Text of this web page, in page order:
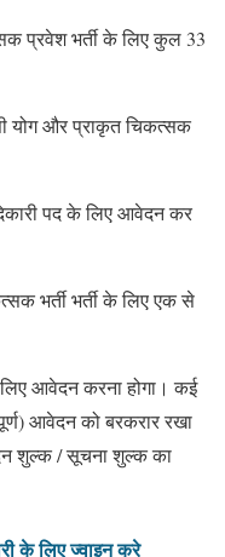
प्रवेश भर्ती के लिए कुल 33
योग और प्राकृत चिकत्सक
पद के लिए आवेदन कर
भर्ती भर्ती के लिए एक से
आवेदन करना होगा। कई
आवेदन को बरकरार रखा
शुल्क / सूचना शुल्क का
के लिए ज्वाइन करे